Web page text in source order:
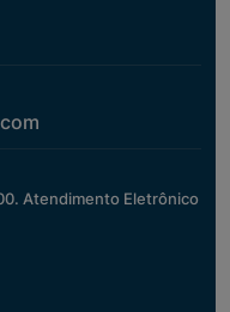
Atendimento Eletrônico